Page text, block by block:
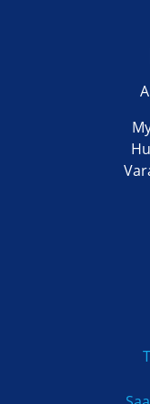
suulakkeet,
Optio: